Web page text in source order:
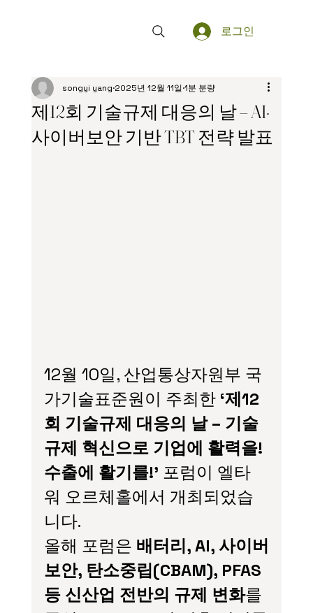
로그인
제12회 기술규제 대응의 날 – AI·
사이버보안 기반 TBT 전략 발표
songyi yang 2025년 12월 11일 1분 분량
12월 10일, 산업통상자원부 국
가기술표준원이 주최한 ‘제12
회 기술규제 대응의 날 – 기술
규제 혁신으로 기업에 활력을!
수출에 활기를!’ 포럼이 엘타
워 오르체홀에서 개최되었습
니다.
올해 포럼은 배터리, AI, 사이버
보안, 탄소중립(CBAM), PFAS
등 신산업 전반의 규제 변화를